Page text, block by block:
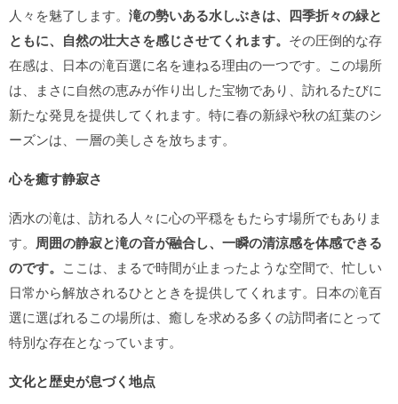
人々を魅了します。 滝の勢いある水しぶきは、四季折々の緑と
ともに、自然の壮大さを感じさせてくれます。 その圧倒的な存
在感は、日本の滝百選に名を連ねる理由の一つです。この場所
は、まさに自然の恵みが作り出した宝物であり、訪れるたびに
新たな発見を提供してくれます。特に春の新緑や秋の紅葉のシ
ーズンは、一層の美しさを放ちます。
心を癒す静寂さ
洒水の滝は、訪れる人々に心の平穏をもたらす場所でもありま
す。 周囲の静寂と滝の音が融合し、一瞬の清涼感を体感できる
のです。 ここは、まるで時間が止まったような空間で、忙しい
日常から解放されるひとときを提供してくれます。日本の滝百
選に選ばれるこの場所は、癒しを求める多くの訪問者にとって
特別な存在となっています。
文化と歴史が息づく地点